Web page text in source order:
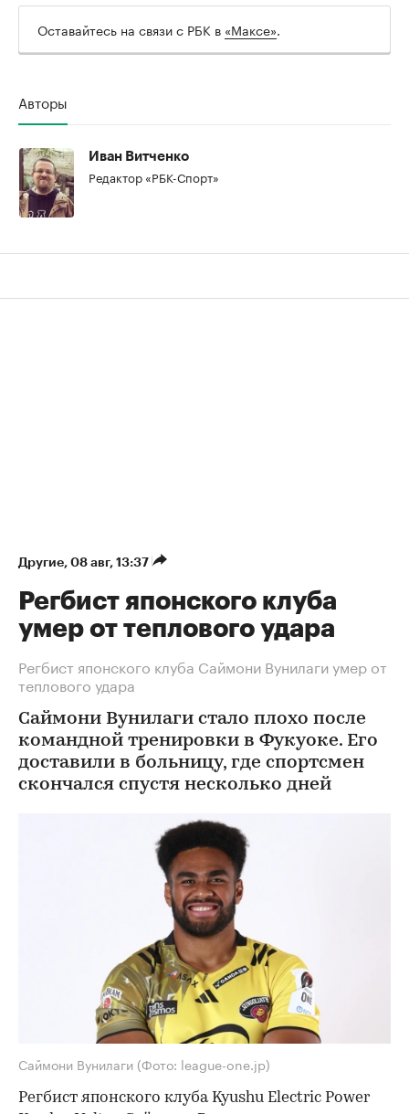
Оставайтесь на связи с РБК в «Максе».
Авторы
Иван Витченко
Редактор «РБК-Спорт»
Другие⁠, 08 авг, 13:37
Регбист японского клуба
умер от теплового удара
Регбист японского клуба Саймони Вунилаги умер от
теплового удара
Саймони Вунилаги стало плохо после
командной тренировки в Фукуоке. Его
доставили в больницу, где спортсмен
скончался спустя несколько дней
Саймони Вунилаги (Фото: league-one.jp)
Регбист японского клуба Kyushu Electric Power